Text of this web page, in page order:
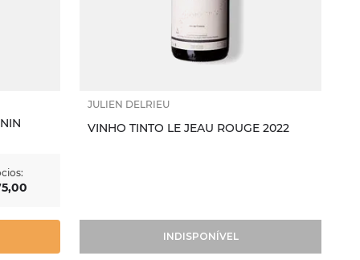
,00
JULIEN DELRIEU
VINHO TINTO LE JEAU ROUGE 2022
INDISPONÍVEL